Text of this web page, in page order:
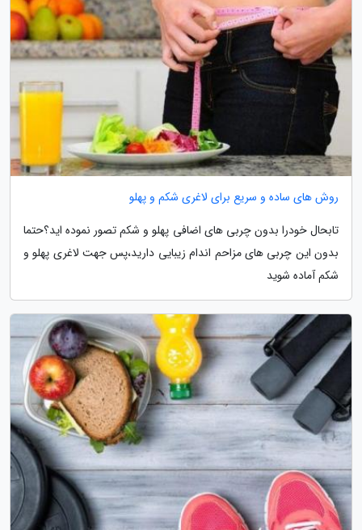
روش های ساده و سریع برای لاغری شکم و پهلو
تابحال خودرا بدون چربی های اضافی پهلو و شکم تصور نموده اید؟حتما
بدون این چربی های مزاحم اندام زیبایی دارید،پس جهت لاغری پهلو و
شکم آماده شوید